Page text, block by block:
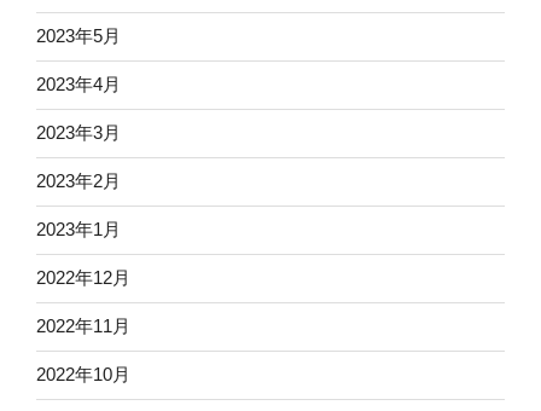
2023年5月
2023年4月
2023年3月
2023年2月
2023年1月
2022年12月
2022年11月
2022年10月